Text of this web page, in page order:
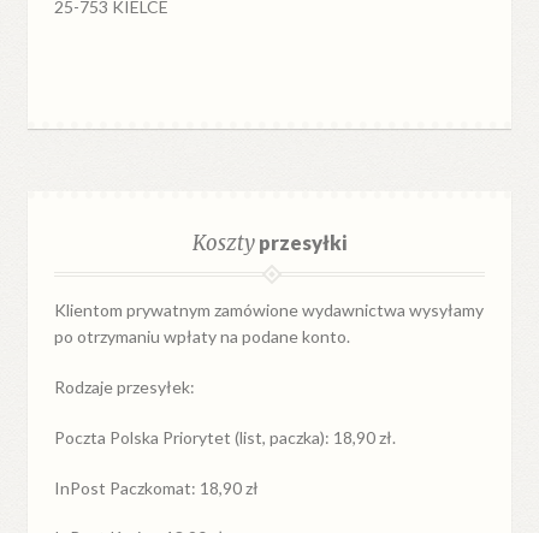
25-753 KIELCE
Kosztyprzesyłki
Klientom prywatnym zamówione wydawnictwa wysyłamy
po otrzymaniu wpłaty na podane konto.
Rodzaje przesyłek:
Poczta Polska Priorytet (list, paczka): 18,90 zł.
InPost Paczkomat: 18,90 zł